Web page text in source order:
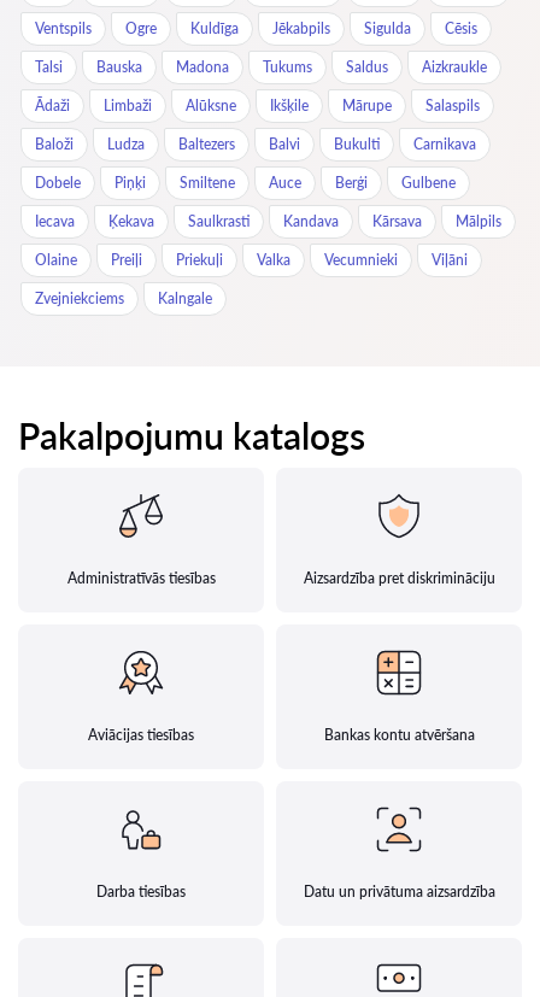
Ventspils Ogre Kuldīga Jēkabpils Sigulda Cēsis
Talsi Bauska Madona Tukums Saldus Aizkraukle
Ādaži Limbaži Alūksne Ikšķile Mārupe Salaspils
Baloži Ludza Baltezers Balvi Bukulti Carnikava
Dobele Piņķi Smiltene Auce Berģi Gulbene
Iecava Ķekava Saulkrasti Kandava Kārsava Mālpils
Olaine Preiļi Priekuļi Valka Vecumnieki Viļāni
Zvejniekciems Kalngale
Pakalpojumu katalogs
Administratīvās tiesības Aizsardzība pret diskrimināciju
Aviācijas tiesības Bankas kontu atvēršana
Darba tiesības Datu un privātuma aizsardzība